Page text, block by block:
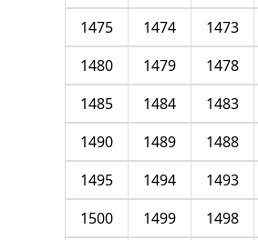
1473
1474
1475
1478
1479
1480
1483
1484
1485
1488
1489
1490
1493
1494
1495
1498
1499
1500